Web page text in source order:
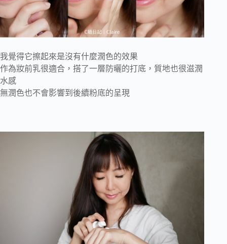
我覺得它擦起來是沒有什麼潤色的效果
作為妝前乳很適合，搭了一層防曬的打底，質地也很滋潤
水感
無潤色也不會影響到後續粉底的呈現